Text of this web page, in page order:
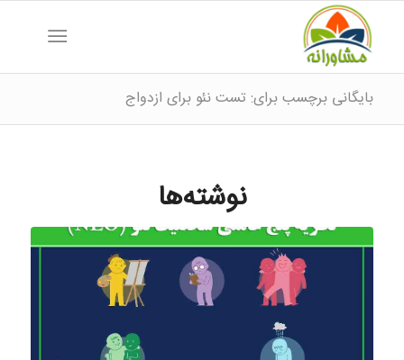
بایگانی برچسب برای: تست نئو برای ازدواج
نوشته‌ها